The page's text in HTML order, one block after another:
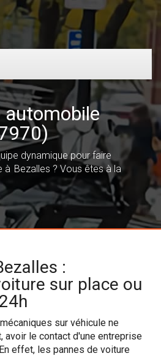
automobile
dynamique pour faire
à Bezalles ? Vous êtes à la
:
sur place ou
sur véhicule ne
avoir le contact d'une entreprise
effet, les pannes de voiture